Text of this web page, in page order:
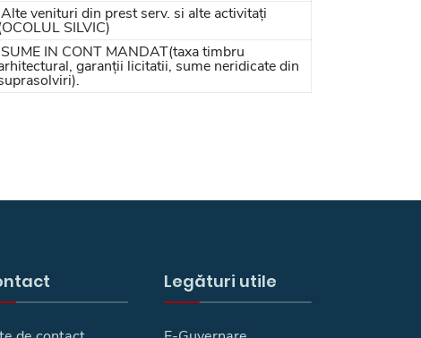
Alte venituri din prest serv. si alte activitați
SILVIC)
SUME IN CONT MANDAT(taxa timbru
garanții licitatii, sume neridicate din
Legături utile